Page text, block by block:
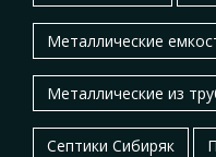
Металлические
Металлические из
Септики Сибиряк